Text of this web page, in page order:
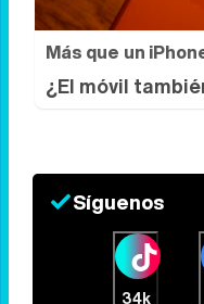
Más que un iPhone